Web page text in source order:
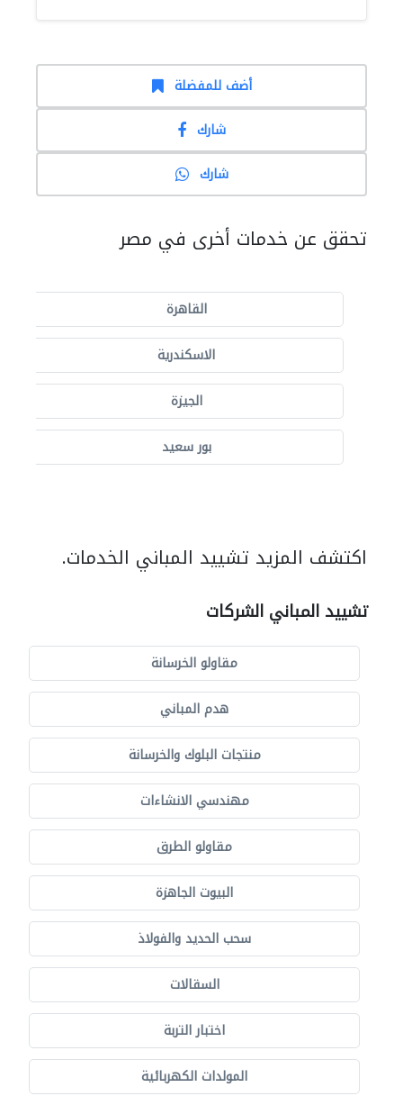
أضف للمفضلة
شارك
شارك
تحقق عن خدمات أخرى في مصر
القاهرة
الاسكندرية
الجيزة
بور سعيد
اكتشف المزيد تشييد المباني الخدمات.
تشييد المباني الشركات
مقاولو الخرسانة
هدم المباني
منتجات البلوك والخرسانة
مهندسي الانشاءات
مقاولو الطرق
البيوت الجاهزة
سحب الحديد والفولاذ
السقالات
اختبار التربة
المولدات الكهربائية